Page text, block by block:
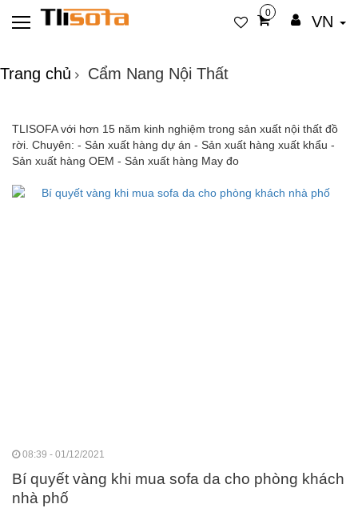
VN
0
Trang chủ Cẩm Nang Nội Thất
TLISOFA với hơn 15 năm kinh nghiệm trong sản xuất nội thất đồ
rời. Chuyên: - Sản xuất hàng dự án - Sản xuất hàng xuất khẩu -
Sản xuất hàng OEM - Sản xuất hàng May đo
08:39 - 01/12/2021
Bí quyết vàng khi mua sofa da cho phòng khách
nhà phố